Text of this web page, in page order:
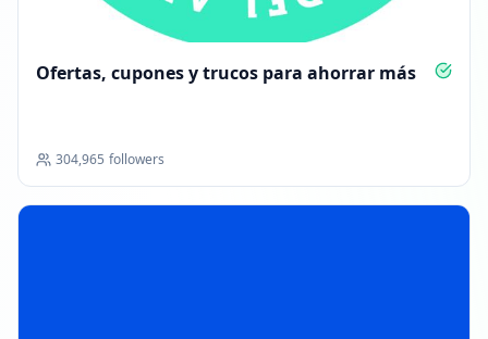
Ofertas, cupones y trucos para ahorrar más
304,965 followers